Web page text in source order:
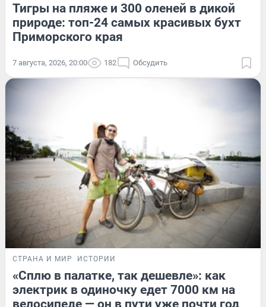
Тигры на пляже и 300 оленей в дикой
природе: топ-24 самых красивых бухт
Приморского края
7 августа, 2026, 20:00 182 Обсудить
СТРАНА И МИР ИСТОРИИ
«Сплю в палатке, так дешевле»: как
электрик в одиночку едет 7000 км на